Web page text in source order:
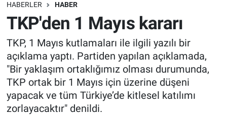
HABERLER HABER
TKP'den 1 Mayıs kararı
TKP, 1 Mayıs kutlamaları ile ilgili yazılı bir
açıklama yaptı. Partiden yapılan açıklamada,
"Bir yaklaşım ortaklığımız olması durumunda,
TKP ortak bir 1 Mayıs için üzerine düşeni
yapacak ve tüm Türkiye’de kitlesel katılımı
zorlayacaktır" denildi.
Bilim turu
Bilim ve Teknoloji Evreni
Doğa Konuşuyor
Dünya
Ege Saati
Dünya
Sağlık
Spor
Yayın Akışı
Trafik Durumu
Süper Lig Puan Durumu ve Fikstür
Tüm Manşetler
Son Dakika Haberleri
Haber Arşivi